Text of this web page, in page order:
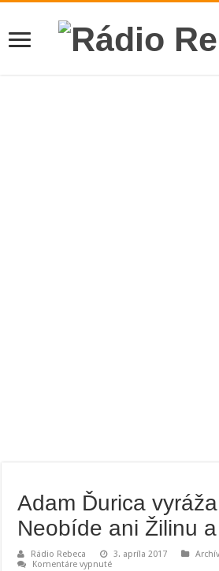
Adam Ďurica
Neobíde ani Žilinu
Rádio Rebeca 3. apríla 2017
Archív
Komentáre vypnuténa